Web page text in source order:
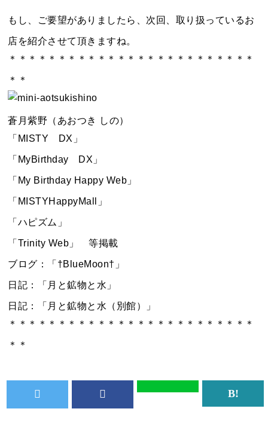
もし、ご要望がありましたら、次回、取り扱っているお
店を紹介させて頂きますね。
＊＊＊＊＊＊＊＊＊＊＊＊＊＊＊＊＊＊＊＊＊＊＊＊＊
＊＊
蒼月紫野（あおつき しの）
「MISTY DX」
「MyBirthday DX」
「My Birthday Happy Web」
「MISTYHappyMall」
「ハピズム」
「Trinity Web」 等掲載
ブログ：「†BlueMoon†」
日記：「月と鉱物と水」
日記：「月と鉱物と水（別館）」
＊＊＊＊＊＊＊＊＊＊＊＊＊＊＊＊＊＊＊＊＊＊＊＊＊
＊＊